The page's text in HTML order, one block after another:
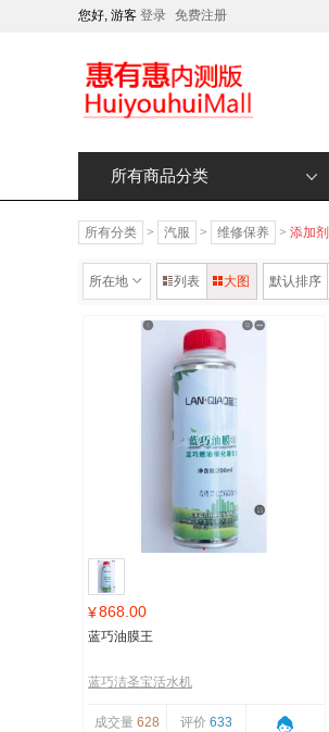
您好, 游客 登录 免费注册
所有商品分类
所有分类 > 汽服 > 维修保养 > 添加剂
所在地 列表 大图 默认排序
¥868.00
蓝巧油膜王
蓝巧洁圣宝活水机
成交量 628 评价 633